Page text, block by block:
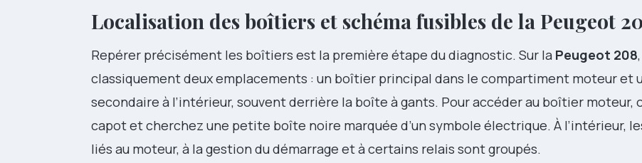
Localisation des boîtiers et schéma fusibles de la Peugeot
Repérer précisément les boîtiers est la première étape du diagnostic. Sur la Peugeot 208
classiquement deux emplacements : un boîtier principal dans le compartiment moteur et
secondaire à l’intérieur, souvent derrière la boîte à gants. Pour accéder au boîtier moteur,
capot et cherchez une petite boîte noire marquée d’un symbole électrique. À l’intérieur,
liés au moteur, à la gestion du démarrage et à certains relais sont groupés.